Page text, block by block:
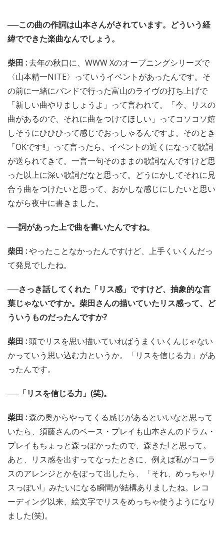
──この曲の作詞は山本さんがされています。どういう経
緯でできた楽曲なんでしょう。
柴田 :去年の秋口に、WWW Xのオープニングシリーズで
〈山本精一NITE〉っていうイベントがあったんです。そ
の前に一緒にバンドで行った富山のライヴの打ち上げで
「新しい曲やりましょうよ」って言われて。「今、リスの
曲があるので、それに曲をつけてほしい」ってコソコソ嬉
しそうにひひひって感じでおっしゃるんですよ。そのとき
「OKです!!」って言ったら、イベントの近くになって歌詞
が送られてきて。一言一句そのままの歌詞なんですけど思
った以上に深い歌詞だなと思って。どうにかしてそれに見
合う曲をつけたいと思って、おかしな感じにしたいと思い
ながら夜中に書きました。
──詞があった上で曲を書いたんですね。
柴田 :やったことなかったんですけど、上手くいくんだっ
て発見でしたね。
──さっき話してくれた「リス感」ですけど、抽象的な言
葉じゃないですか。柴田さんの描いていたリス感って、ど
ういうものだったんですか?
柴田 :頭でリスを思い描いていればうまくいくんじゃない
かっていう思い込む力というか。「リスを信じる力」があ
ったんです。
──「リスを信じる力」(笑)。
柴田 :森の奥からやってくる感じがあるといいなと思って
いたら、須藤さんのベース・プレイも山本さんのドラム・
プレイもちょっと森っぽかったので、森きた! と思って。
あと、リス感を出すってなったときに、例えば私がコーラ
スのアレンジとかをぽって出したら、「それ、めっちゃリ
スっぽい!」みたいになる瞬間が結構ありましたね。レコ
ーディング以来、絵文字でリスをめっちゃ使うようになり
ました(笑)。